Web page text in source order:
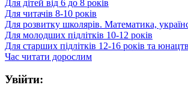
Для дітей від 6 до 8 років
Для читачів 8-10 років
Для розвитку школярів. Математика,
Для молодших підлітків 10-12 років
Для старших підлітків 12-16 років та
Час читати дорослим
Увійти: